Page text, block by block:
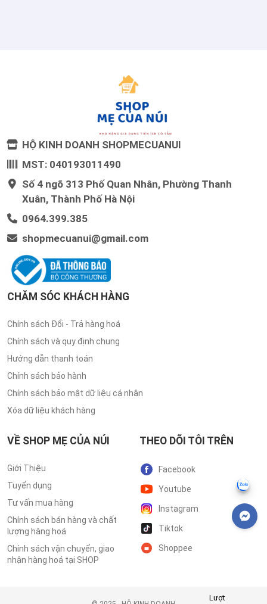
HỘ KINH DOANH SHOPMECUANUI
MST: 040193011490
Số 4 ngõ 313 Phố Quan Nhân, Phường Thanh
Xuân, Thành Phố Hà Nội
0964.399.385
shopmecuanui@gmail.com
CHĂM SÓC KHÁCH HÀNG
Chính sách Đổi - Trả hàng hoá
Chính sách và quy định chung
Hướng dẫn thanh toán
Chính sách bảo hành
Chính sách bảo mật dữ liệu cá nhân
Xóa dữ liệu khách hàng
VỀ SHOP MẸ CỦA NÚI
Giới Thiệu
Tuyển dụng
Tư vấn mua hàng
Chính sách bán hàng và chất
lượng hàng hoá
Chính sách vận chuyển, giao
nhận hàng hoá tại SHOP
THEO DÕI TÔI TRÊN
Facebook
Youtube
Instagram
Tiktok
Shoppee
Lượt